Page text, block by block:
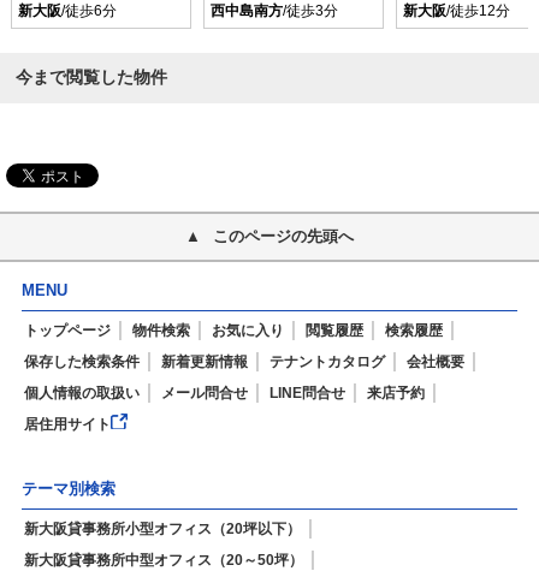
新大阪/徒歩6分
西中島南方/徒歩3分
新大阪/徒歩12分
今まで閲覧した物件
このページの先頭へ
MENU
トップページ 物件検索 お気に入り 閲覧履歴
検索履歴
保存した検索条件
新着更新情報 テナントカタログ
会社概要
個人情報の取扱い
メール問合せ LINE問合せ
来店予約
居住用サイト
テーマ別検索
新大阪貸事務所小型オフィス（20坪以下）
新大阪貸事務所中型オフィス（20～50坪）